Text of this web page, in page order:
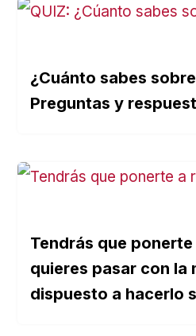
¿Cuánto sabes
Preguntas y
Tendrás que ponerte
quieres pasar con la
dispuesto a hacerlo